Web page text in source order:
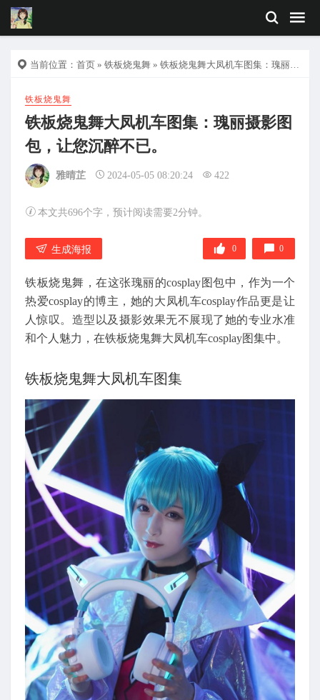
当前位置： 首页 » 铁板烧鬼舞 » 铁板烧鬼舞大凤机车图集：瑰丽摄影图包，让您沉醉不已。
铁板烧鬼舞
铁板烧鬼舞大凤机车图集：瑰丽摄影图
包，让您沉醉不已。
雅晴芷 2024-05-05 08:20:24 422
本文共696个字，预计阅读需要2分钟。
生成海报 0 0
铁板烧鬼舞，在这张瑰丽的cosplay图包中，作为一个
热爱cosplay的博主，她的大凤机车cosplay作品更是让
人惊叹。造型以及摄影效果无不展现了她的专业水准
和个人魅力，在铁板烧鬼舞大凤机车cosplay图集中。
铁板烧鬼舞大凤机车图集